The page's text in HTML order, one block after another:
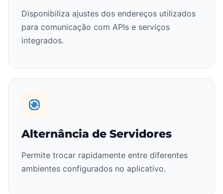
Disponibiliza ajustes dos endereços utilizados
para comunicação com APIs e serviços
integrados.
Alternância de Servidores
Permite trocar rapidamente entre diferentes
ambientes configurados no aplicativo.